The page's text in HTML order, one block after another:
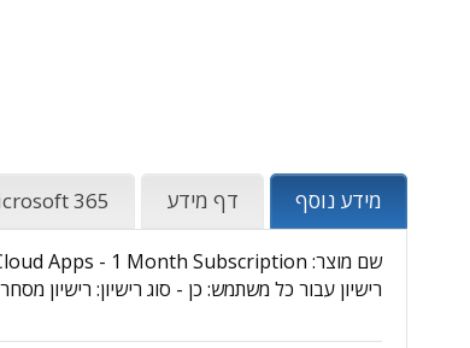
מידע נוסף דף מידע 365
רישיון עבור כל משתמש: כן - סוג רישיון: רישיון